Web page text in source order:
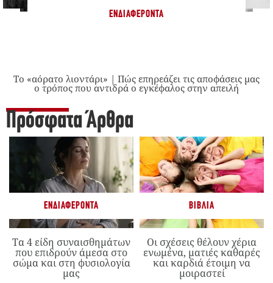
ΕΝΔΙΑΦΈΡΟΝΤΑ
Το «αόρατο λιοντάρι» | Πώς επηρεάζει τις αποφάσεις μας
ο τρόπος που αντιδρά ο εγκέφαλος στην απειλή
Πρόσφατα Άρθρα
ΕΝΔΙΑΦΈΡΟΝΤΑ
Τα 4 είδη συναισθημάτων
που επιδρούν άμεσα στο
σώμα και στη φυσιολογία
μας
ΒΙΒΛΊΑ
Οι σχέσεις θέλουν χέρια
ενωμένα, ματιές καθαρές
και καρδιά έτοιμη να
μοιραστεί